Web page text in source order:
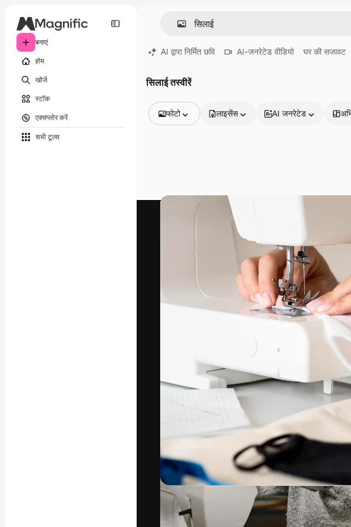
बनाएं
होम
खोजें
स्टॉक
एक्सप्लोर करें
सभी टूल्‍स
AI द्वारा निर्मित छवि AI-जनरेटेड वीडियो घर की सजावट
सिलाई तस्वीरें
फोटो
वीडियो
मोशन ग्राफ़िक्स
लाइसेंस AI जनरेटेड
अपने बेहतरीन काम को बनाने के लिए क्रिएटिव
क्रिएटिव, एंटरप्राइजेज, एजेंसियों और स्टूडियो में 1
मिलियन से ज़्यादा सब्सक्राइबर।
हिन्दी
Copyright © 2010-2026Freepik Company